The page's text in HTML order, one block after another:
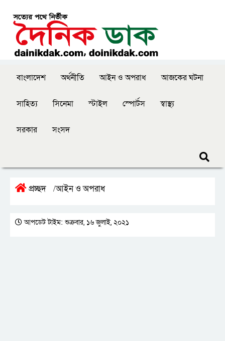
বাংলাদেশ অর্থনীতি আইন ও অপরাধ আজকের ঘটনা
সাহিত্য সিনেমা স্টাইল স্পোর্টস স্বাস্থ্য
সরকার সংসদ
প্রচ্ছদ /আইন ও অপরাধ
আপডেট টাইম: শুক্রবার, ১৬ জুলাই, ২০২১